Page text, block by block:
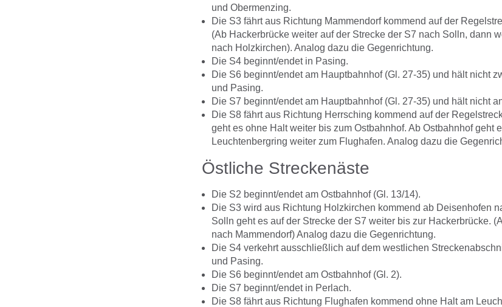
und Obermenzing.
Die S3 fährt aus Richtung Mammendorf kommend auf der
(Ab Hackerbrücke weiter auf der Strecke der S7 nach Solln, dann
nach Holzkirchen). Analog dazu die Gegenrichtung.
Die S4 beginnt/endet in Pasing.
Die S6 beginnt/endet am Hauptbahnhof (Gl. 27-35) und hält nicht
und Pasing.
Die S7 beginnt/endet am Hauptbahnhof (Gl. 27-35) und hält nicht
Die S8 fährt aus Richtung Herrsching kommend auf der
geht es ohne Halt weiter bis zum Ostbahnhof. Ab Ostbahnhof geht
Leuchtenbergring weiter zum Flughafen. Analog dazu die
Östliche Streckenäste
Die S2 beginnt/endet am Ostbahnhof (Gl. 13/14).
Die S3 wird aus Richtung Holzkirchen kommend ab Deisenhofen
Solln geht es auf der Strecke der S7 weiter bis zur Hackerbrücke.
nach Mammendorf) Analog dazu die Gegenrichtung.
Die S4 verkehrt ausschließlich auf dem westlichen
und Pasing.
Die S6 beginnt/endet am Ostbahnhof (Gl. 2).
Die S7 beginnt/endet in Perlach.
Die S8 fährt aus Richtung Flughafen kommend ohne Halt am